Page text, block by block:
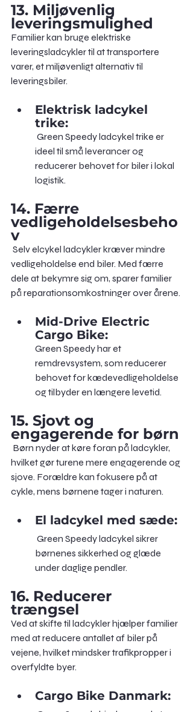
13. Miljøvenlig
leveringsmulighed
Familier kan bruge elektriske
leveringsladcykler til at transportere
varer, et miljøvenligt alternativ til
leveringsbiler.
Elektrisk ladcykel
trike:
ideel til små leverancer og
reducerer behovet for biler i lokal
logistik.
14. Færre
vedligeholdelsesbeho
v
vedligeholdelse end biler. Med færre
dele at bekymre sig om, sparer familier
på reparationsomkostninger over årene.
Mid-Drive Electric
Cargo Bike:
Green Speedy har et
remdrevsystem, som reducerer
behovet for kædevedligeholdelse
og tilbyder en længere levetid.
15. Sjovt og
engagerende for børn
hvilket gør turene mere engagerende og
sjove. Forældre kan fokusere på at
cykle, mens børnene tager i naturen.
El ladcykel med sæde:
børnenes sikkerhed og glæde
under daglige pendler.
16. Reducerer
trængsel
Ved at skifte til ladcykler hjælper familier
med at reducere antallet af biler på
vejene, hvilket mindsker trafikpropper i
overfyldte byer.
Cargo Bike Danmark: